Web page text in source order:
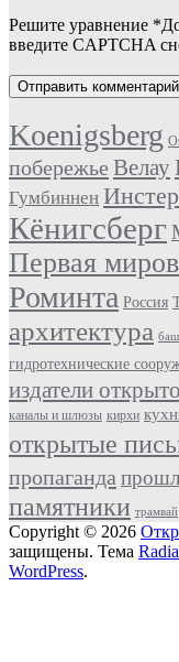
Решите уравнение *
введите CAPTCHA
Koenigsberg
побережье Велау
Гумбиннен
Кёнигсберг
Первая
Роминта Россия
архитектура
гидротехнические
издатели
каналы и шлюзы кирхи
открытые
пропаганда
памятники трамвай
Copyright © 2026
защищены. Тема
WordPress.